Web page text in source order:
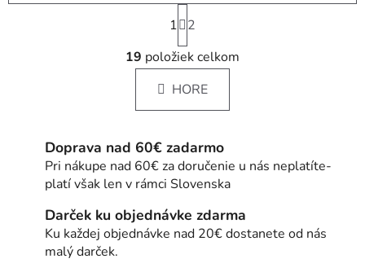
O
v
l
á
d
c
i
e
r
v
S
t
r
á
n
k
n
i
e
1
2
19 položiek celkom
HORE
Doprava nad 60€ zadarmo
Pri nákupe nad 60€ za doručenie u nás neplatíte-
platí však len v rámci Slovenska
Darček ku objednávke zdarma
Ku každej objednávke nad 20€ dostanete od nás
malý darček.